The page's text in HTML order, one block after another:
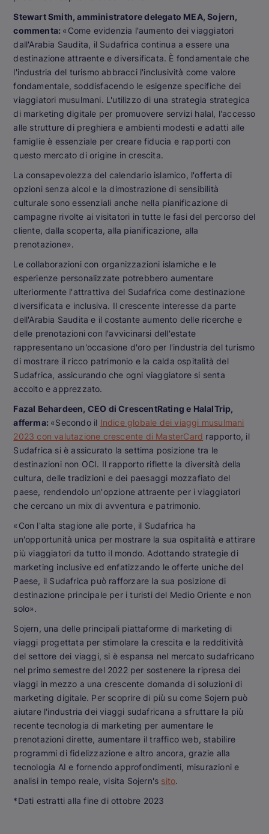
Stewart Smith, amministratore delegato MEA, Sojern,
commenta: «Come evidenzia l'aumento dei viaggiatori
dall'Arabia Saudita, il Sudafrica continua a essere una
destinazione attraente e diversificata. È fondamentale che
l'industria del turismo abbracci l'inclusività come valore
fondamentale, soddisfacendo le esigenze specifiche dei
viaggiatori musulmani. L'utilizzo di una strategia strategica
di marketing digitale per promuovere servizi halal, l'accesso
alle strutture di preghiera e ambienti modesti e adatti alle
famiglie è essenziale per creare fiducia e rapporti con
questo mercato di origine in crescita.
La consapevolezza del calendario islamico, l'offerta di
opzioni senza alcol e la dimostrazione di sensibilità
culturale sono essenziali anche nella pianificazione di
campagne rivolte ai visitatori in tutte le fasi del percorso del
cliente, dalla scoperta, alla pianificazione, alla
prenotazione».
Le collaborazioni con organizzazioni islamiche e le
esperienze personalizzate potrebbero aumentare
ulteriormente l'attrattiva del Sudafrica come destinazione
diversificata e inclusiva. Il crescente interesse da parte
dell'Arabia Saudita e il costante aumento delle ricerche e
delle prenotazioni con l'avvicinarsi dell'estate
rappresentano un'occasione d'oro per l'industria del turismo
di mostrare il ricco patrimonio e la calda ospitalità del
Sudafrica, assicurando che ogni viaggiatore si senta
accolto e apprezzato.
Fazal Behardeen, CEO di CrescentRating e HalalTrip,
afferma: «Secondo il Indice globale dei viaggi musulmani
2023 con valutazione crescente di MasterCard rapporto, il
Sudafrica si è assicurato la settima posizione tra le
destinazioni non OCI. Il rapporto riflette la diversità della
cultura, delle tradizioni e dei paesaggi mozzafiato del
paese, rendendolo un'opzione attraente per i viaggiatori
che cercano un mix di avventura e patrimonio.
«Con l'alta stagione alle porte, il Sudafrica ha
un'opportunità unica per mostrare la sua ospitalità e attirare
più viaggiatori da tutto il mondo. Adottando strategie di
marketing inclusive ed enfatizzando le offerte uniche del
Paese, il Sudafrica può rafforzare la sua posizione di
destinazione principale per i turisti del Medio Oriente e non
solo».
Sojern, una delle principali piattaforme di marketing di
viaggi progettata per stimolare la crescita e la redditività
del settore dei viaggi, si è espansa nel mercato sudafricano
nel primo semestre del 2022 per sostenere la ripresa dei
viaggi in mezzo a una crescente domanda di soluzioni di
marketing digitale. Per scoprire di più su come Sojern può
aiutare l'industria dei viaggi sudafricana a sfruttare la più
recente tecnologia di marketing per aumentare le
prenotazioni dirette, aumentare il traffico web, stabilire
programmi di fidelizzazione e altro ancora, grazie alla
tecnologia AI e fornendo approfondimenti, misurazioni e
analisi in tempo reale, visita Sojern's sito.
*Dati estratti alla fine di ottobre 2023